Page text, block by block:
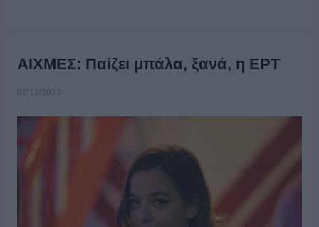
ΑΙΧΜΕΣ: Παίζει μπάλα, ξανά, η ΕΡΤ
02/12/2021